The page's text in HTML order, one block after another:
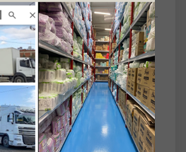
4'lü
Bakım - Pişik Kremi
Boy)
Bakım ve Pişik Kremi,
olarak formüle